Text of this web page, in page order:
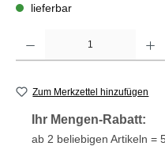
lieferbar
Zum Merkzettel hinzufügen
Ihr Mengen-Rabatt:
ab 2 beliebigen Artikeln =